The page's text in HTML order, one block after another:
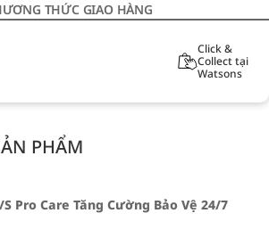
THỨC GIAO HÀNG
Click &
Collect tại
Watsons
PHẨM
Pro Care Tăng Cường Bảo Vệ 24/7